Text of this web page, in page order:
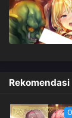
Ini hanya
Rekomendasi